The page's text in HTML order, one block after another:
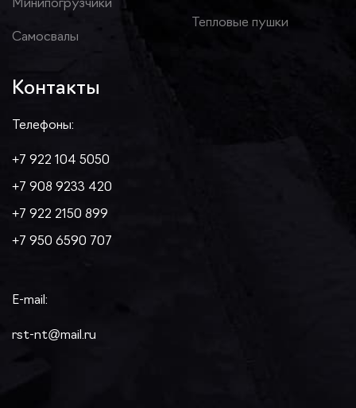
Минипогрузчики
Самосвалы
Тепловые пушки
Контакты
Телефоны:
+7 922 104 5050
+7 908 9233 420
+7 922 2150 899
+7 950 6590 707
E-mail:
rst-nt@mail.ru